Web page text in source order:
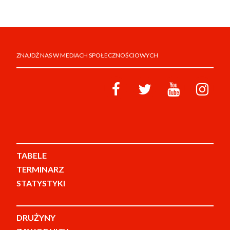
ZNAJDŹ NAS W MEDIACH SPOŁECZNOŚCIOWYCH
TABELE
TERMINARZ
STATYSTYKI
DRUŻYNY